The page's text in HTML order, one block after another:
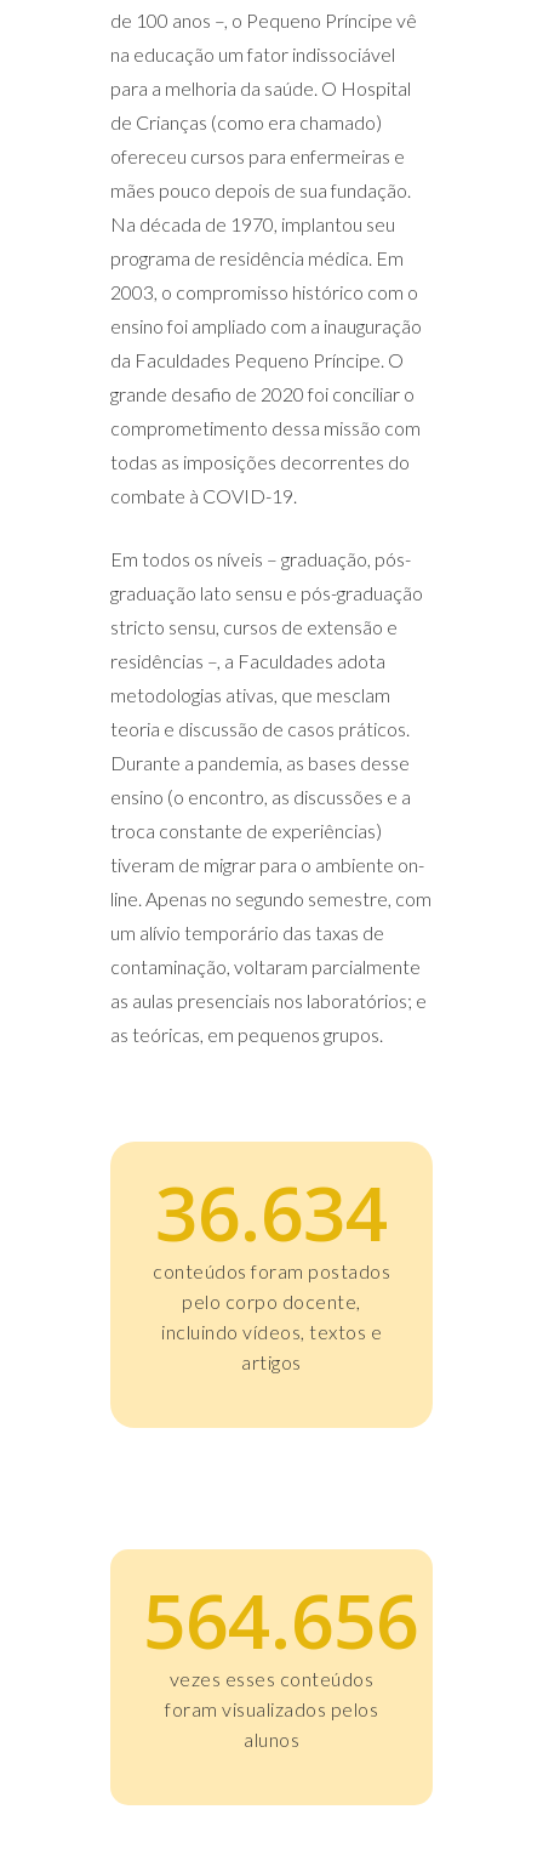
de 100 anos –, o Pequeno Príncipe vê
na educação um fator indissociável
para a melhoria da saúde. O Hospital
de Crianças (como era chamado)
ofereceu cursos para enfermeiras e
mães pouco depois de sua fundação.
Na década de 1970, implantou seu
programa de residência médica. Em
2003, o compromisso histórico com o
ensino foi ampliado com a inauguração
da Faculdades Pequeno Príncipe. O
grande desafio de 2020 foi conciliar o
comprometimento dessa missão com
todas as imposições decorrentes do
combate à COVID-19.
Em todos os níveis – graduação, pós-
graduação lato sensu e pós-graduação
stricto sensu, cursos de extensão e
residências –, a Faculdades adota
metodologias ativas, que mesclam
teoria e discussão de casos práticos.
Durante a pandemia, as bases desse
ensino (o encontro, as discussões e a
troca constante de experiências)
tiveram de migrar para o ambiente on-
line. Apenas no segundo semestre, com
um alívio temporário das taxas de
contaminação, voltaram parcialmente
as aulas presenciais nos laboratórios; e
as teóricas, em pequenos grupos.
36.634
conteúdos foram postados
pelo corpo docente,
incluindo vídeos, textos e
artigos
564.656
vezes esses conteúdos
foram visualizados pelos
alunos